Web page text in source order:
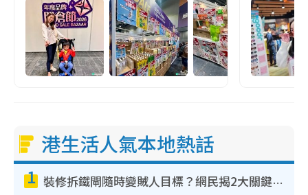
港生活人氣本地熱話
1 裝修拆鐵閘隨時變賊人目標？網民揭2大關鍵用途：裝新式等於白裝？附新舊鐵閘分別